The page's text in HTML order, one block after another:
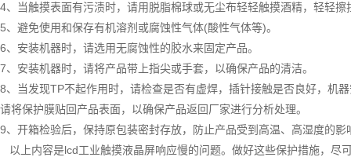
4、当触摸表面有污渍时，请用脱脂棉球或无尘布轻轻触摸酒精，轻轻
5、避免使用和保存有机溶剂或腐蚀性气体(酸性气体等)。
6、安装机器时，请选用无腐蚀性的胶水来固定产品。
7、安装机器时，请将产品带上指尖或手套，以确保产品的清洁。
8、当发现TP不起作用时，请检查是否有虚焊，插针接触是否良好，机
请将保护膜贴回产品表面，以确保产品返回厂家进行分析处理。
9、开箱检验后，保持原包装密封存放，防止产品受到高温、高湿度的
以上内容是lcd工业触摸液晶屏响应慢的问题。做好这些保护措施，尽